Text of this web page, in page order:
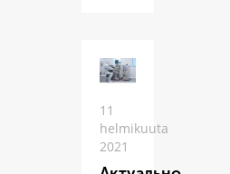
11
helmikuuta
2021